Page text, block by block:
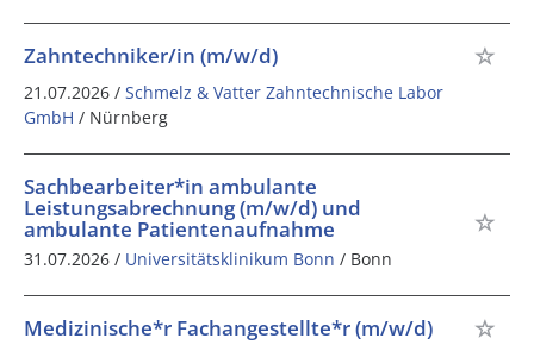
Zahntechniker/in (m/w/d)
21.07.2026 / Schmelz & Vatter Zahntechnische Labor
GmbH / Nürnberg
Sachbearbeiter*in ambulante
Leistungsabrechnung (m/w/d) und
ambulante Patientenaufnahme
31.07.2026 / Universitätsklinikum Bonn / Bonn
Medizinische*r Fachangestellte*r (m/w/d)